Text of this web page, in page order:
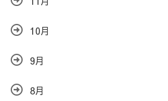
10月
9月
8月